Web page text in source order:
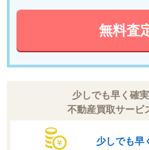
無料査
少しでも早く確
不動産買取サービ
少しでも早